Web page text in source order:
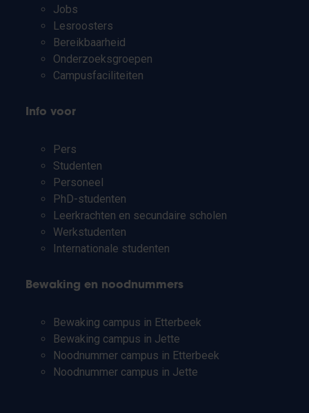
Jobs
Lesroosters
Bereikbaarheid
Onderzoeksgroepen
Campusfaciliteiten
Info voor
Pers
Studenten
Personeel
PhD-studenten
Leerkrachten en secundaire scholen
Werkstudenten
Internationale studenten
Bewaking en noodnummers
Bewaking campus in Etterbeek
Bewaking campus in Jette
Noodnummer campus in Etterbeek
Noodnummer campus in Jette